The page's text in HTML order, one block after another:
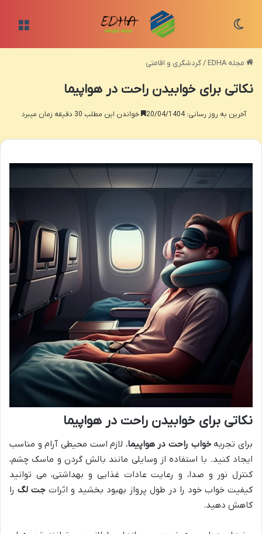
مجله EDHA /گردشگری و اقامتی
نکاتی برای خوابیدن راحت در هواپیما
آخرین به روز رسانی: 20/04/1404 خواندن این مطلب 30 دقیقه زمان میبرد
نکاتی برای خوابیدن راحت در هواپیما
برای تجربهخواب راحت در هواپیما، لازم است محیطی آرام و مناسب
ایجاد کنید. با استفاده از وسایلی مانند بالش گردن و ماسک چشم،
کنترل نور و صدا، و رعایت عادات غذایی و بهداشتی، می توانید
کیفیت خواب خود را در طول پرواز بهبود بخشید و اثرات جت لگ را
کاهش دهید.